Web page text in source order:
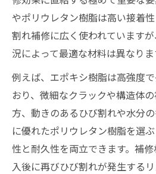
やポリウレタン樹脂は高い接着
割れ補修に広く使われています
況によって最適な材料は異なりま
例えば、エポキシ樹脂は高強度
おり、微細なクラックや構造体
方、動きのあるひび割れや水分
に優れたポリウレタン樹脂を選
性と耐久性を両立できます。補
入後に再びひび割れが発生する